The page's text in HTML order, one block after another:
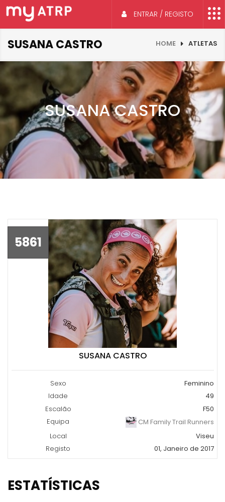
ENTRAR / REGISTO
SUSANA CASTRO HOME ATLETAS
SUSANA CASTRO
5861
SUSANA CASTRO
Sexo
Feminino
Idade
49
Escalão
F50
Equipa
CM Family Trail Runners
Local
Viseu
Registo
01, Janeiro de 2017
ESTATÍSTICAS